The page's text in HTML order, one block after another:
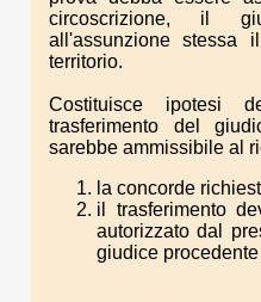
circoscrizione, il
all'assunzione stessa
territorio.
Costituisce ipotesi
trasferimento del
sarebbe ammissibile al
la concorde
il trasferimento
autorizzato dal
giudice